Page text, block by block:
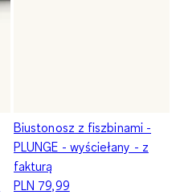
Biustonosz z fiszbinami -
PLUNGE - wyściełany - z
fakturą
PLN 79,99